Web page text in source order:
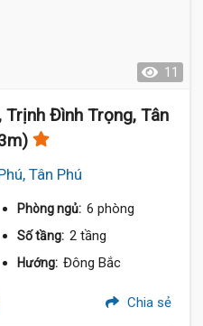
11
Trịnh Đình Trọng, Tân
Tân Phú
Phòng ngủ: 6 phòng
Số tầng: 2 tầng
Hướng: Đông Bắc
Chia sẻ